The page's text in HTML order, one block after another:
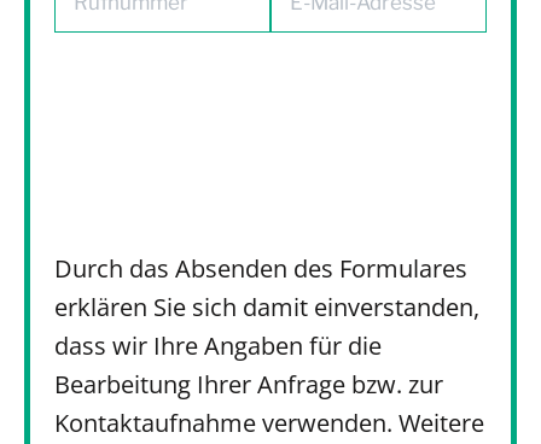
Durch das Absenden des Formulares
erklären Sie sich damit einverstanden,
dass wir Ihre Angaben für die
Bearbeitung Ihrer Anfrage bzw. zur
Kontaktaufnahme verwenden. Weitere